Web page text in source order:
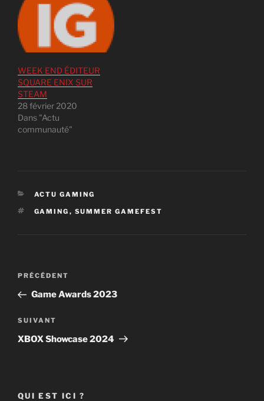
WEEK END ÉDITEUR
SQUARE ENIX SUR
STEAM
28 février 2020
Dans "Actu
communauté"
CATÉGORIES
ACTU GAMING
ÉTIQUETTES
GAMING , SUMMER GAMEFEST
Navigation
l’article
Article
précédent
PRÉCÉDENT
Game Awards 2023
Article
suivant
SUIVANT
XBOX Showcase 2024
QUI EST ICI ?